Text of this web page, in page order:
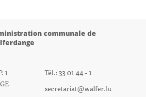
communale de
1
Tél.: 33 01 44 - 1
secretariat@walfer.lu